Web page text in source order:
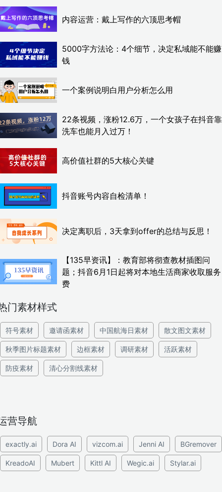
内容运营：戴上写作的六顶思考帽
5000字方法论：4个细节，决定私域能不能赚
钱
一个案例说明白用户分析怎么用
22条视频，涨粉12.6万，一个女孩子在抖音靠
洗车也能月入过万！
高价值社群的5大核心关键
抖音账号内容自检清单！
决定离职后，3天拿到offer的总结与反思！
【135早资讯】：教育部将彻查教材插图问
题；抖音6月1日起将对本地生活商家收取服务
费
门素材样式
符号素材 邀请函素材 中国航海日素材 散文图文素材
秋季图片标题素材 边框素材 调研素材 活跃素材
防疫素材 清心分割线素材
营导航
exactly.ai Dora AI vizcom.ai Jenni AI BGremover
KreadoAI Mubert Kittl AI Wegic.ai Stylar.ai